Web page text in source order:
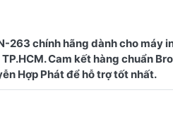
263 chính hãng dành cho máy
Cam kết hàng chuẩn